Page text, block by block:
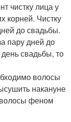
чистку лица у
корней. Чистку
до свадьбы.
пару дней до
свадьбы, то
волосы
накануне
феном